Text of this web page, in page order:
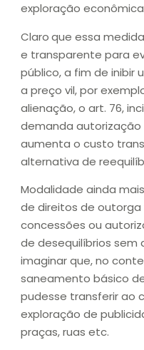
exploração
Claroque essa
e transparente para
público, a fim de inibir
a preço vil, por
alienação, o art. 76,
demanda autorização
aumenta o custo
alternativa de
Modalidade ainda
de direitos de outorga
concessões ou
de desequilíbrios sem
imaginar que, no
saneamento básico
pudesse transferir ao
exploração de
praças, ruas etc.